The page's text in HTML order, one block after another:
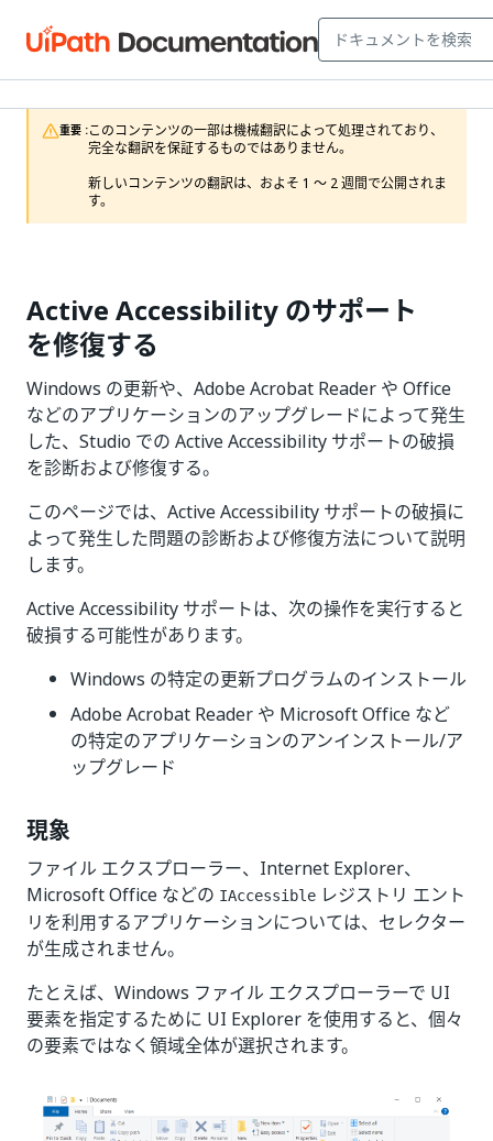
重要 :このコンテンツの一部は機械翻訳によって処理されており、
完全な翻訳を保証するものではありません。
新しいコンテンツの翻訳は、およそ 1 ～ 2 週間で公開されま
す。
Active Accessibility のサポート
を修復する
Windows の更新や、Adobe Acrobat Reader や Office
などのアプリケーションのアップグレードによって発生
した、Studio での Active Accessibility サポートの破損
を診断および修復する。
このページでは、Active Accessibility サポートの破損に
よって発生した問題の診断および修復方法について説明
します。
Active Accessibility サポートは、次の操作を実行すると
破損する可能性があります。
Windows の特定の更新プログラムのインストール
Adobe Acrobat Reader や Microsoft Office など
の特定のアプリケーションのアンインストール/ア
ップグレード
現象
ファイル エクスプローラー、Internet Explorer、
Microsoft Office などの IAccessible レジストリ エント
リを利用するアプリケーションについては、セレクター
が生成されません。
たとえば、Windows ファイル エクスプローラーで UI
要素を指定するために UI Explorer を使用すると、個々
の要素ではなく領域全体が選択されます。